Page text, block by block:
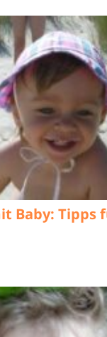
Baby: Tipps